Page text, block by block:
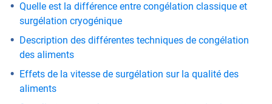
Quelle est la différence entre congélation classique et
surgélation cryogénique
Description des différentes techniques de congélation
des aliments
Effets de la vitesse de surgélation sur la qualité des
aliments